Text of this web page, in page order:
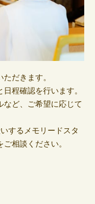
だきます。
程確認を行います。
など、ご希望に応じて
するメモリードスタ
相談ください。